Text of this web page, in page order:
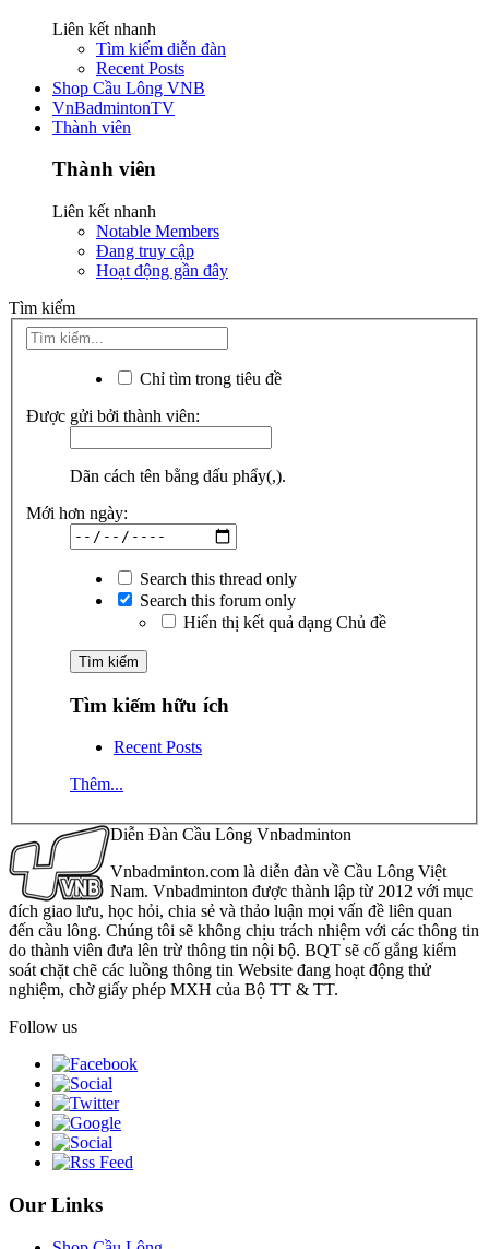
Liên kết nhanh
Tìm kiếm diễn đàn
Recent Posts
Shop Cầu Lông VNB
VnBadmintonTV
Thành viên
Thành viên
Liên kết nhanh
Notable Members
Đang truy cập
Hoạt động gần đây
Tìm kiếm
Chỉ tìm trong tiêu đề
Được gửi bởi thành viên:
Dãn cách tên bằng dấu phẩy(,).
Mới hơn ngày:
Search this thread only
Search this forum only
Hiển thị kết quả dạng Chủ đề
Tìm kiếm hữu ích
Recent Posts
Thêm...
Diễn Đàn Cầu Lông Vnbadminton
Vnbadminton.com là diễn đàn về Cầu Lông Việt
Nam. Vnbadminton được thành lập từ 2012 với mục
đích giao lưu, học hỏi, chia sẻ và thảo luận mọi vấn đề liên quan
đến cầu lông. Chúng tôi sẽ không chịu trách nhiệm với các thông tin
do thành viên đưa lên trừ thông tin nội bộ. BQT sẽ cố gắng kiểm
soát chặt chẽ các luồng thông tin Website đang hoạt động thử
nghiệm, chờ giấy phép MXH của Bộ TT & TT.
Follow us
Our Links